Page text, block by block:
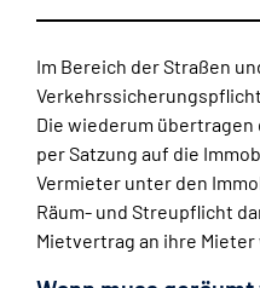
Im Bereich der Straßen
Die wiederum
per Satzung auf die
Vermieter unter den
Räum- und Streupflicht
Mietvertrag an ihre Mieter